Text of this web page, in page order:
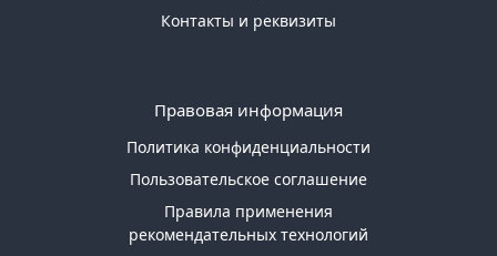
Контакты и реквизиты
Правовая информация
Политика конфиденциальности
Пользовательское соглашение
Правила применения
рекомендательных технологий